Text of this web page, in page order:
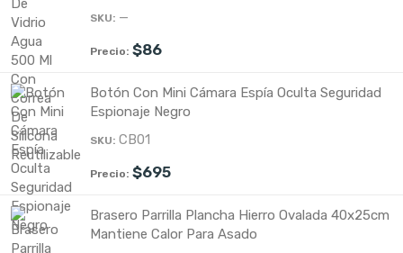
—
$86
Botón Con Mini Cámara Espía Oculta Seguridad
Espionaje Negro
CB01
$695
Brasero Parrilla Plancha Hierro Ovalada 40x25cm
Mantiene Calor Para Asado